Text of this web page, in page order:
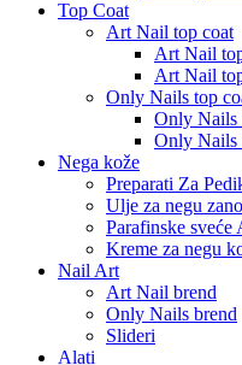
Top Coat
Art Nail top coat
Art Nail
Art Nail
Only Nails top
Only Nails
Only Nails
Nega kože
Preparati Za
Ulje za negu
Parafinske sveće
Kreme za negu
Nail Art
Art Nail brend
Only Nails brend
Slideri
Alati